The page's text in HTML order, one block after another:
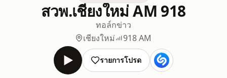
สวพ.เชียงใหม่ AM 918
ทอล์กข่าว
เชียงใหม่
918 AM
รายการโปรด